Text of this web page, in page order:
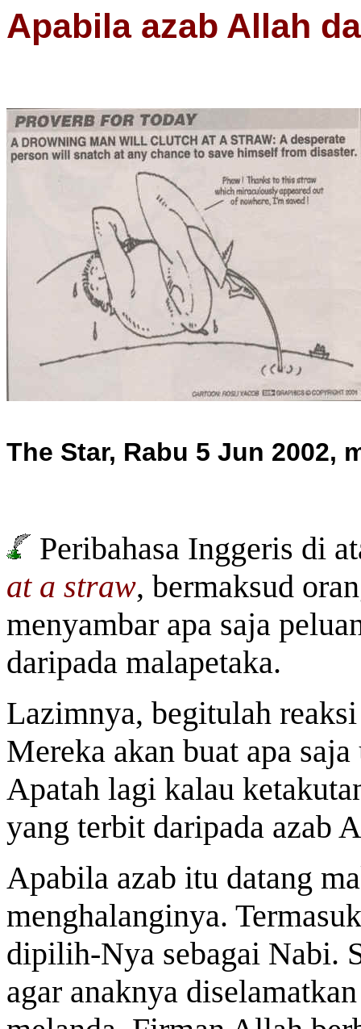
Apabila azab Allah
The Star, Rabu 5 Jun 2002,
Peribahasa Inggeris di
at a straw, bermaksud
menyambar apa saja
daripada malapetaka.
Lazimnya, begitulah
Mereka akan buat apa
Apatah lagi kalau
yang terbit daripada azab
Apabila azab itu datang
menghalanginya.
dipilih-Nya sebagai Nabi.
agar anaknya